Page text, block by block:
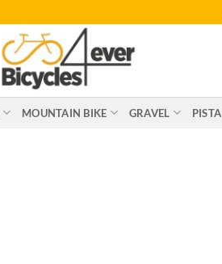
MOUNTAIN BIKE GRAVEL PISTA